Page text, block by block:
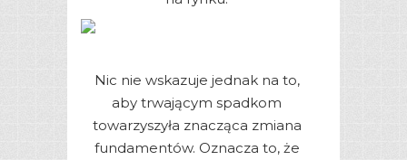
Nic nie wskazuje jednak na to,
aby trwającym spadkom
towarzyszyła znacząca zmiana
fundamentów. Oznacza to, że